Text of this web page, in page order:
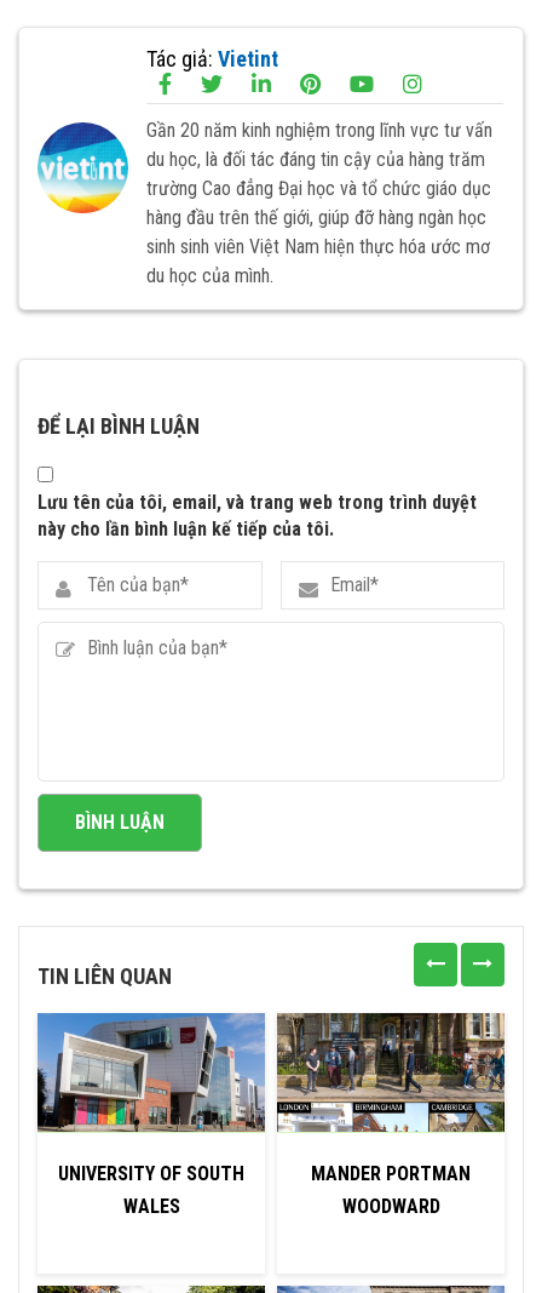
Tác giả: Vietint
Gần 20 năm kinh nghiệm trong lĩnh vực tư vấn
du học, là đối tác đáng tin cậy của hàng trăm
trường Cao đẳng Đại học và tổ chức giáo dục
hàng đầu trên thế giới, giúp đỡ hàng ngàn học
sinh sinh viên Việt Nam hiện thực hóa ước mơ
du học của mình.
ĐỂ LẠI BÌNH LUẬN
Lưu tên của tôi, email, và trang web trong trình duyệt
này cho lần bình luận kế tiếp của tôi.
TIN LIÊN QUAN
UNIVERSITY OF SOUTH
WALES
MANDER PORTMAN
WOODWARD